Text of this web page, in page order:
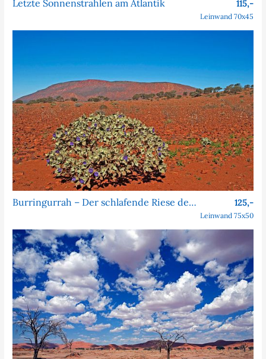
Letzte Sonnenstrahlen am Atlantik 115,-
Leinwand 70x45
Burringurrah – Der schlafende Riese des Outbacks 125,-
Leinwand 75x50